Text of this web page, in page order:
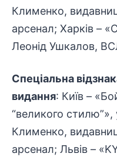
Клименко,
арсенал; Харків –
Леонід Ушкалов,
Спеціальна
видання: Київ –
“великого
Клименко,
арсенал; Львів –